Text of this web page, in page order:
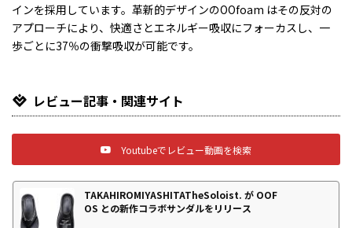
インを採用しています。革新的デザインのOOfoam はその反対の
アプローチにより、快適さとエネルギー吸収にフォーカスし、一
歩ごとに37％の衝撃吸収が可能です。
レビュー記事・関連サイト
Youtubeでレビュー動画を検索
TAKAHIROMIYASHITATheSoloist. が OOF
OS との新作コラボサンダルをリリース